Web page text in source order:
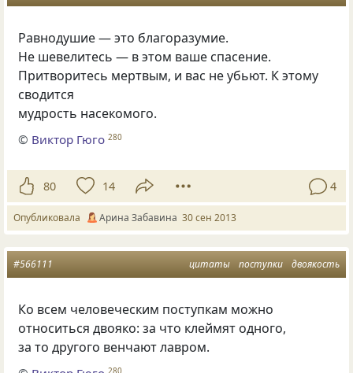
Равнодушие — это благоразумие.
Не шевелитесь — в этом ваше спасение.
Притворитесь мертвым, и вас не убьют. К этому
сводится
мудрость насекомого.
© Виктор Гюго 280
80 14 4
Опубликовала Арина Забавина 30 сен 2013
цитаты поступки двоякость
#566111
Ко всем человеческим поступкам можно
относиться двояко: за что клеймят одного,
за то другого венчают лавром.
280